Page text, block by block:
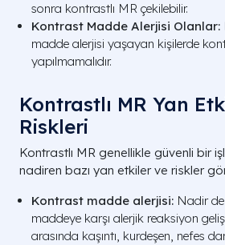
sonra kontrastlı MR çekilebilir.
Kontrast Madde Alerjisi Olanlar:
madde alerjisi yaşayan kişilerde
yapılmamalıdır.
Kontrastlı MR Yan
Riskleri
Kontrastlı MR genellikle güvenli bir
nadiren bazı yan etkiler ve riskler
Kontrast madde alerjisi: Nadir
maddeye karşı alerjik reaksiyon
arasında kaşıntı, kurdeşen, nefes